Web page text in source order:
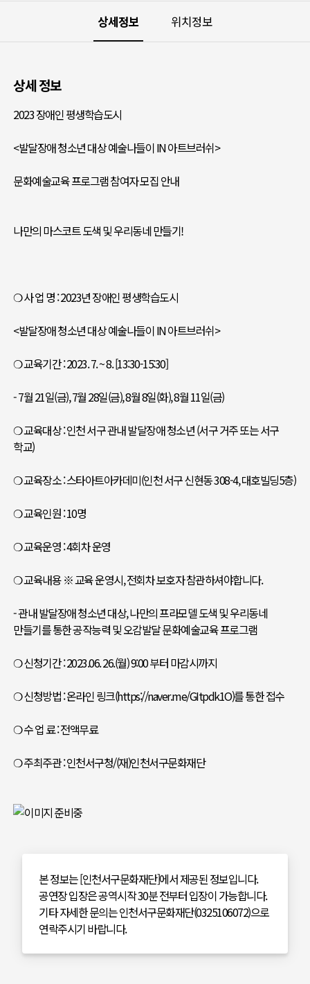
상세정보 위치정보
상세 정보
2023 장애인 평생학습도시
<발달장애 청소년 대상 예술나들이 IN 아트브러쉬>
문화예술교육 프로그램 참여자 모집 안내
나만의 마스코트 도색 및 우리동네 만들기!
❍ 사 업 명 : 2023년 장애인 평생학습도시
<발달장애 청소년 대상 예술나들이 IN 아트브러쉬>
❍ 교육기간 : 2023. 7. ~ 8. [13:30-15:30]
- 7월 21일(금), 7월 28일(금), 8월 8일(화), 8월 11일(금)
❍ 교육대상 : 인천 서구 관내 발달장애 청소년 (서구 거주 또는 서구
학교)
❍ 교육장소 : 스타아트아카데미(인천 서구 신현동 308-4, 대호빌딩5층)
❍ 교육인원 : 10명
❍ 교육운영 : 4회차 운영
❍ 교육내용 ※ 교육 운영시, 전회차 보호자 참관하셔야합니다.
- 관내 발달장애 청소년 대상, 나만의 프라모델 도색 및 우리동네
만들기를 통한 공작능력 및 오감발달 문화예술교육 프로그램
❍ 신청기간 : 2023.06. 26.(월) 9:00 부터 마감시까지
❍ 신청방법 : 온라인 링크(https://naver.me/GItpdk1O)를 통한 접수
❍ 수 업 료 : 전액무료
❍ 주최주관 : 인천서구청/(재)인천서구문화재단
본 정보는 [인천서구문화재단]에서 제공된 정보입니다.
공연장 입장은 공역시작 30분 전부터 입장이 가능합니다.
기타 자세한 문의는 인천서구문화재단(0325106072)으로
연락주시기 바랍니다.